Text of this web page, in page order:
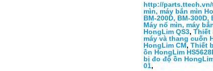
http://
mìn, máy bắn mìn
BM-200D, BM-300D,
Máy nổ mìn, máy
HongLim QS3, Thiết
máy và thang cuốn
HongLim CM, Thiết
ồn HongLim
bị đo độ ồn
01,